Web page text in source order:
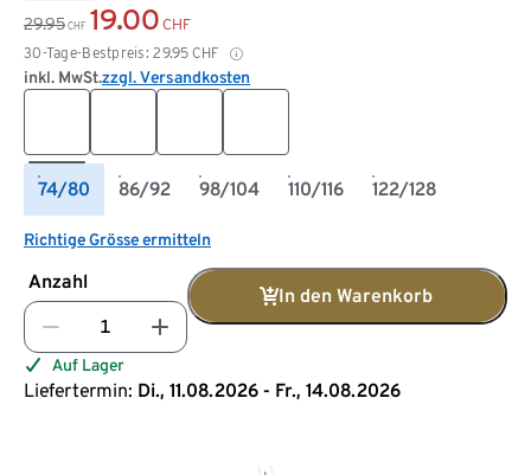
29.95 CHF 19.00 CHF
30-Tage-Bestpreis: 29.95 CHF
inkl. MwSt.zzgl. Versandkosten
74/80 86/92 98/104 110/116 122/128
Richtige Grösse ermitteln
Anzahl
In den Warenkorb
Auf Lager
Liefertermin: Di., 11.08.2026 - Fr., 14.08.2026